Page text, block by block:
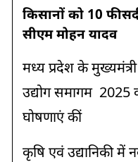
किसानों को 10
सीएम मोहन यादव
मध्य प्रदेश के
उद्योग समागम 2025
घोषणाएं कीं
कृषि एवं उद्यानिकी में